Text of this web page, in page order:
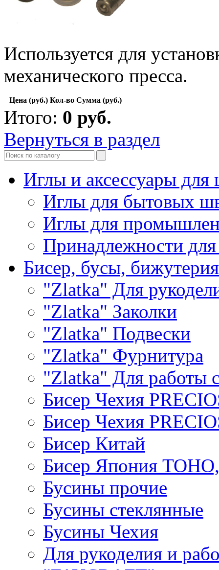
Используется для
механического пресса.
Цена (руб.) Кол-во Сумма (руб.)
Итого: 0 руб.
Вернуться в раздел
Иглы и аксессуары
Иглы для бытовых
Иглы для
Принадлежности
Бисер, бусы, бижутерия
"Zlatka" Для
"Zlatka" Заколки
"Zlatka" Подвески
"Zlatka" Фурнитура
"Zlatka" Для работы
Бисер Чехия
Бисер Чехия
Бисер Китай
Бисер Япония
Бусины прочие
Бусины стеклянные
Бусины Чехия
Для рукоделия и